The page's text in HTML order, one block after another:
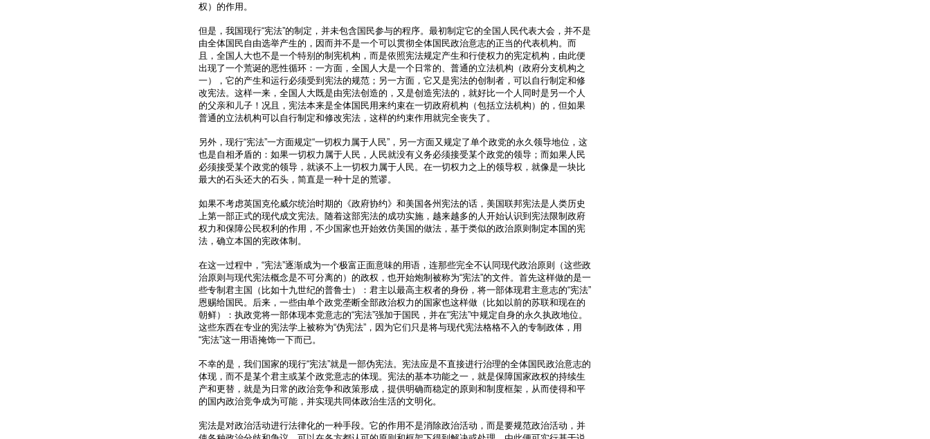
权）的作用。
但是，我国现行“宪法”的制定，并未包含国民参与的程序。最初制定它的全国人民代表大会，并不是
由全体国民自由选举产生的，因而并不是一个可以贯彻全体国民政治意志的正当的代表机构。而
且，全国人大也不是一个特别的制宪机构，而是依照宪法规定产生和行使权力的宪定机构，由此便
出现了一个荒诞的恶性循环：一方面，全国人大是一个日常的、普通的立法机构（政府分支机构之
一），它的产生和运行必须受到宪法的规范；另一方面，它又是宪法的创制者，可以自行制定和修
改宪法。这样一来，全国人大既是由宪法创造的，又是创造宪法的，就好比一个人同时是另一个人
的父亲和儿子！况且，宪法本来是全体国民用来约束在一切政府机构（包括立法机构）的，但如果
普通的立法机构可以自行制定和修改宪法，这样的约束作用就完全丧失了。
另外，现行“宪法”一方面规定“一切权力属于人民”，另一方面又规定了单个政党的永久领导地位，这
也是自相矛盾的：如果一切权力属于人民，人民就没有义务必须接受某个政党的领导；而如果人民
必须接受某个政党的领导，就谈不上一切权力属于人民。在一切权力之上的领导权，就像是一块比
最大的石头还大的石头，简直是一种十足的荒谬。
如果不考虑英国克伦威尔统治时期的《政府协约》和美国各州宪法的话，美国联邦宪法是人类历史
上第一部正式的现代成文宪法。随着这部宪法的成功实施，越来越多的人开始认识到宪法限制政府
权力和保障公民权利的作用，不少国家也开始效仿美国的做法，基于类似的政治原则制定本国的宪
法，确立本国的宪政体制。
在这一过程中，“宪法”逐渐成为一个极富正面意味的用语，连那些完全不认同现代政治原则（这些政
治原则与现代宪法概念是不可分离的）的政权，也开始炮制被称为“宪法”的文件。首先这样做的是一
些专制君主国（比如十九世纪的普鲁士）：君主以最高主权者的身份，将一部体现君主意志的“宪法”
恩赐给国民。后来，一些由单个政党垄断全部政治权力的国家也这样做（比如以前的苏联和现在的
朝鲜）：执政党将一部体现本党意志的“宪法”强加于国民，并在“宪法”中规定自身的永久执政地位。
这些东西在专业的宪法学上被称为“伪宪法”，因为它们只是将与现代宪法格格不入的专制政体，用
“宪法”这一用语掩饰一下而已。
不幸的是，我们国家的现行“宪法”就是一部伪宪法。宪法应是不直接进行治理的全体国民政治意志的
体现，而不是某个君主或某个政党意志的体现。宪法的基本功能之一，就是保障国家政权的持续生
产和更替，就是为日常的政治竞争和政策形成，提供明确而稳定的原则和制度框架，从而使得和平
的国内政治竞争成为可能，并实现共同体政治生活的文明化。
宪法是对政治活动进行法律化的一种手段。它的作用不是消除政治活动，而是要规范政治活动，并